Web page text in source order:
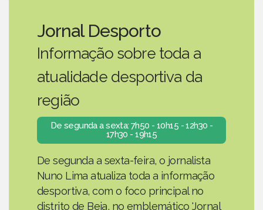
Jornal Desporto
Informação sobre toda a
atualidade desportiva da
região
De segunda a sexta: 7h50 - 10h15 - 12h30 -
17h30 - 19h15
De segunda a sexta-feira, o jornalista
Nuno Lima atualiza toda a informação
desportiva, com o foco principal no
distrito de Beja, no emblemático 'Jornal